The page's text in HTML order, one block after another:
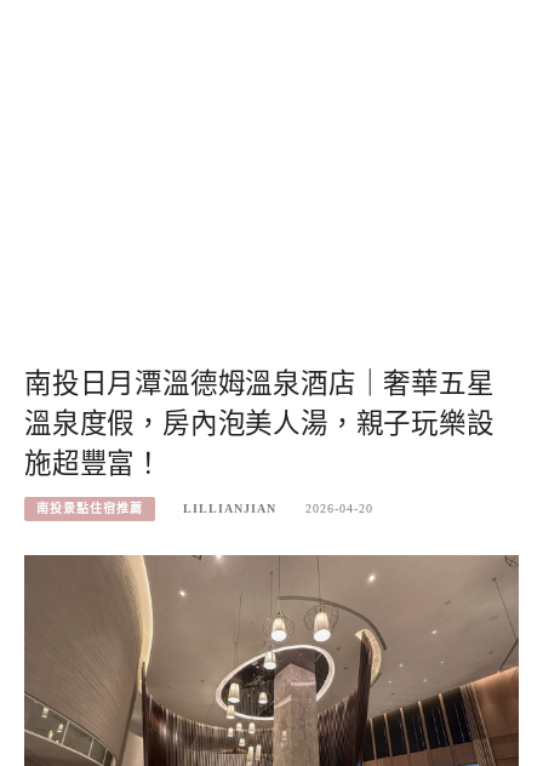
南投日月潭溫德姆溫泉酒店｜奢華五星
溫泉度假，房內泡美人湯，親子玩樂設
施超豐富！
南投景點住宿推薦 LILLIANJIAN 2026-04-20